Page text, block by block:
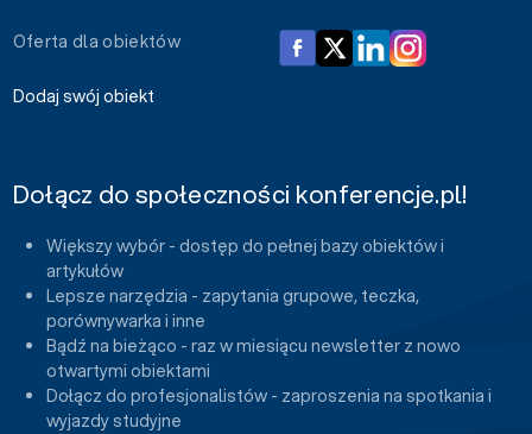
Oferta dla obiektów
Dodaj swój obiekt
Dołącz do społeczności konferencje.pl!
Większy wybór - dostęp do pełnej bazy obiektów i
artykułów
Lepsze narzędzia - zapytania grupowe, teczka,
porównywarka i inne
Bądź na bieżąco - raz w miesiącu newsletter z nowo
otwartymi obiektami
Dołącz do profesjonalistów - zaproszenia na spotkania i
wyjazdy studyjne